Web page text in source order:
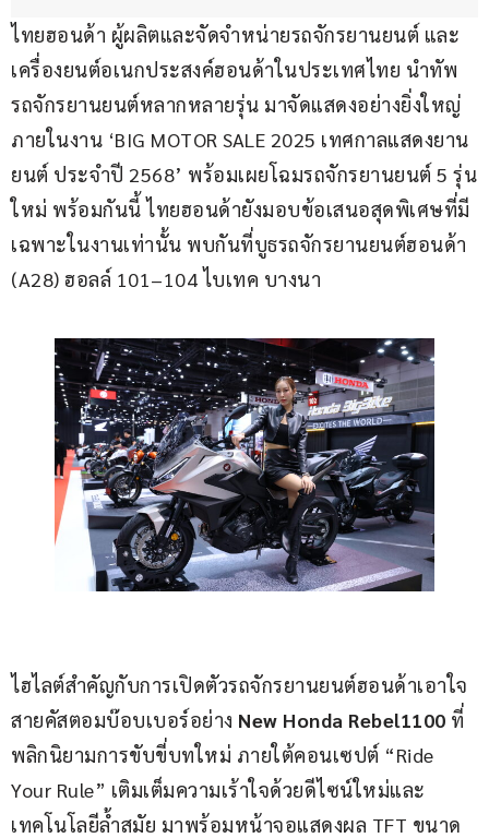
ไทยฮอนด้า ผู้ผลิตและจัดจำหน่ายรถจักรยานยนต์ และ
เครื่องยนต์อเนกประสงค์ฮอนด้าในประเทศไทย นำทัพ
รถจักรยานยนต์หลากหลายรุ่น มาจัดแสดงอย่างยิ่งใหญ่
ภายในงาน ‘BIG MOTOR SALE 2025 เทศกาลแสดงยาน
ยนต์ ประจำปี 2568’ พร้อมเผยโฉมรถจักรยานยนต์ 5 รุ่น
ใหม่ พร้อมกันนี้ ไทยฮอนด้ายังมอบข้อเสนอสุดพิเศษที่มี
เฉพาะในงานเท่านั้น พบกันที่บูธรถจักรยานยนต์ฮอนด้า
(A28) ฮอลล์ 101–104 ไบเทค บางนา
ไฮไลต์สำคัญกับการเปิดตัวรถจักรยานยนต์ฮอนด้าเอาใจ
สายคัสตอมบ๊อบเบอร์อย่าง New Honda Rebel1100 ที่
พลิกนิยามการขับขี่บทใหม่ ภายใต้คอนเซปต์ “Ride
Your Rule” เติมเต็มความเร้าใจด้วยดีไซน์ใหม่และ
เทคโนโลยีล้ำสมัย มาพร้อมหน้าจอแสดงผล TFT ขนาด